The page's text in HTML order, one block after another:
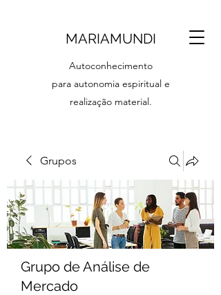
MARIAMUNDI
Autoconhecimento
para autonomia espiritual e
realização material.
Grupos
Grupo de Análise de
Mercado